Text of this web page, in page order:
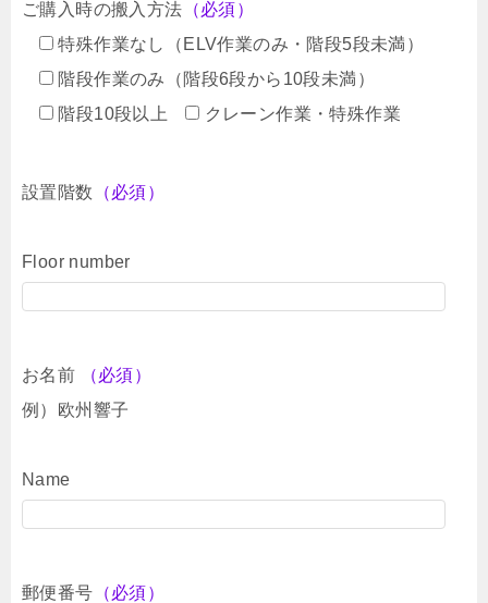
ご購入時の搬入方法 （必須）
特殊作業なし（ELV作業のみ・階段5段未満）
階段作業のみ（階段6段から10段未満）
階段10段以上
クレーン作業・特殊作業
設置階数 （必須）
Floor number
お名前
（必須）
例）欧州響子
Name
郵便番号 （必須）